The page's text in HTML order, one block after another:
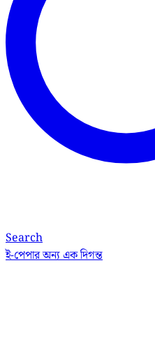
Search
ই-পেপারঅন্য এক দিগন্ত